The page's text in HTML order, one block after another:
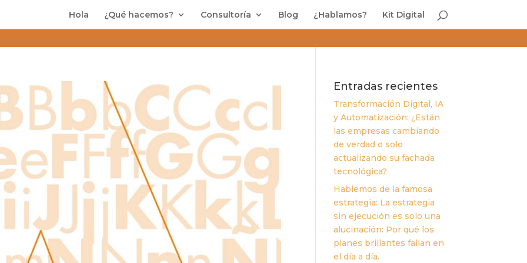
Hola ¿Qué hacemos? Consultoría Blog ¿Hablamos? Kit Digital
Entradas recientes
Transformación Digital, IA
y Automatización: ¿Están
las empresas cambiando
de verdad o solo
actualizando su fachada
tecnológica?
Hablemos de la famosa
estrategia: La estrategia
sin ejecución es solo una
alucinación: Por qué los
planes brillantes fallan en
el día a día.